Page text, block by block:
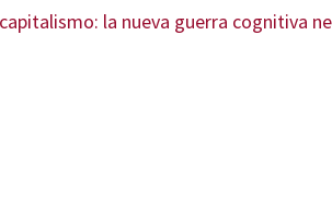
la nueva guerra cognitiva